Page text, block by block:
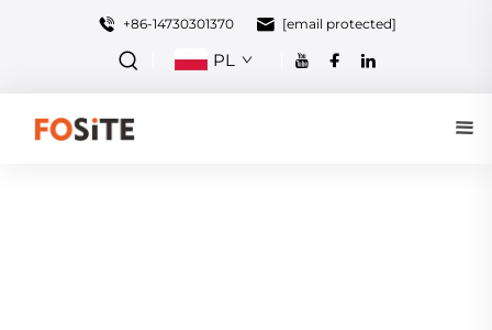
+86-14730301370 [email protected]
PL